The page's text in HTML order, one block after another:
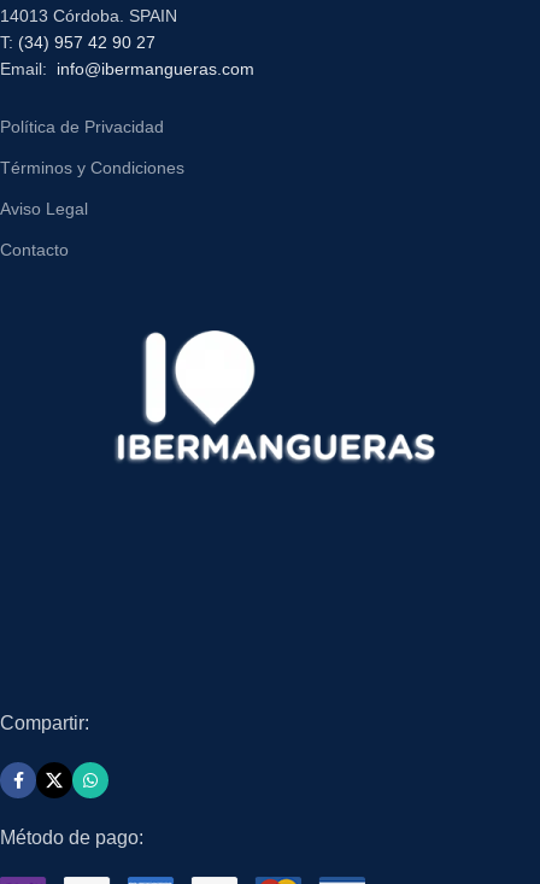
14013 Córdoba. SPAIN
T: (34) 957 42 90 27
Email: info@ibermangueras.com
Política de Privacidad
Términos y Condiciones
Aviso Legal
Contacto
Compartir:
Método de pago: